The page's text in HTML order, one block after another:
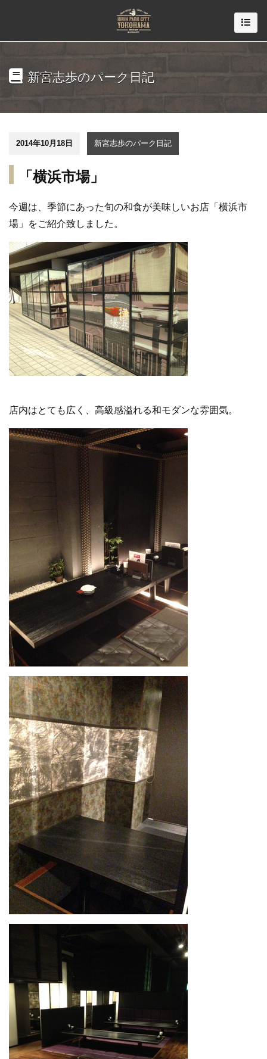
新宮志歩のパーク日記
2014年10月18日 新宮志歩のパーク日記
「横浜市場」
今週は、季節にあった旬の和食が美味しいお店「横浜市
場」をご紹介致しました。
店内はとても広く、高級感溢れる和モダンな雰囲気。